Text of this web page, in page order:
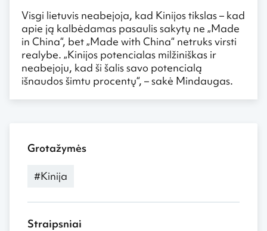
Visgi lietuvis neabejoja, kad Kinijos tikslas – kad
apie ją kalbėdamas pasaulis sakytų ne „Made
in China“, bet „Made with China“ netruks virsti
realybe. „Kinijos potencialas milžiniškas ir
neabejoju, kad ši šalis savo potencialą
išnaudos šimtu procentų“, – sakė Mindaugas.
Grotažymės
#Kinija
Straipsniai